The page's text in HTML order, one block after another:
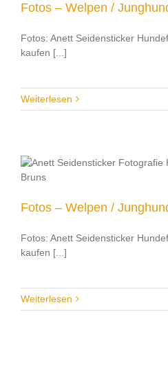
Fotos – Welpen /
Fotos: Anett Seidensticker
kaufen [...]
Weiterlesen
Fotos – Welpen /
Fotos: Anett Seidensticker
kaufen [...]
Weiterlesen